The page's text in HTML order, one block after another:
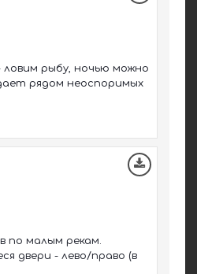
ловим рыбу, ночью можно
рядом неоспоримых
по малым рекам.
двери - лево/право (в